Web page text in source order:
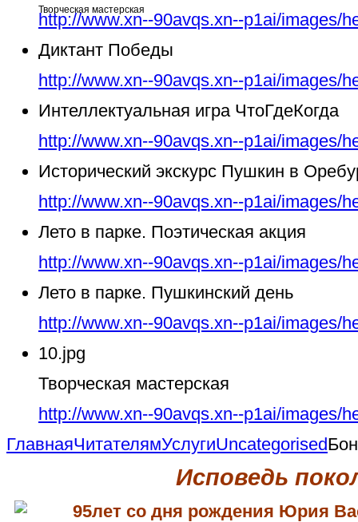
Творческая мастерская
http://www.xn--90avqs.xn--p1ai/images/
Диктант Победы
http://www.xn--90avqs.xn--p1ai/images/
Интеллектуальная игра ЧтоГдеКогда
http://www.xn--90avqs.xn--p1ai/images/
Исторический экскурс Пушкин в
http://www.xn--90avqs.xn--p1ai/images/
Лето в парке. Поэтическая акция
http://www.xn--90avqs.xn--p1ai/images/
Лето в парке. Пушкинский день
http://www.xn--90avqs.xn--p1ai/images/
10.jpg
Творческая мастерская
http://www.xn--90avqs.xn--p1ai/images/
ГлавнаяЧитателямУслугиUncategorised
Исповедь
95лет со дня рождения Юрия